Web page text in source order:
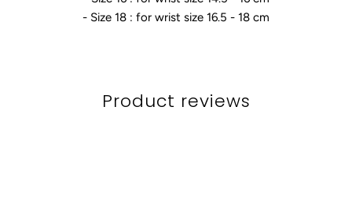
- Size 18 : for wrist size 16.5 - 18 cm
Product reviews